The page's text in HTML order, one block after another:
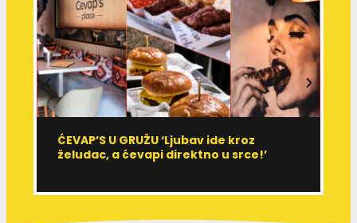
ĆEVAP’S U GRUŽU ‘Ljubav ide kroz
želudac, a ćevapi direktno u srce!’